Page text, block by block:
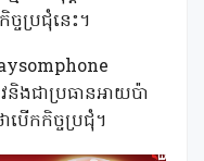
ចប្រជុំនេះ។
និងជាប្រធានអាយប៉ា
បើកកិច្ចប្រជុំ។